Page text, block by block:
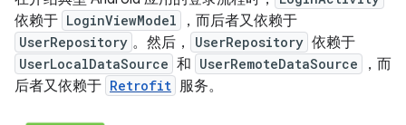
依赖于 LoginViewModel ，而后者又依赖于
UserRepository 。然后， UserRepository 依赖于
UserLocalDataSource 和 UserRemoteDataSource
，而
后者又依赖于 Retrofit 服务。